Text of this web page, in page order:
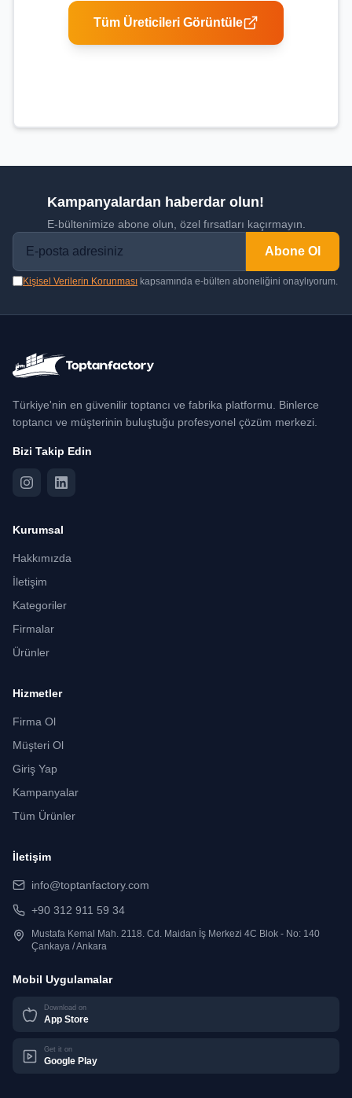
Tüm Üreticileri Görüntüle
Kampanyalardan haberdar olun!
E-bültenimize abone olun, özel fırsatları kaçırmayın.
Abone Ol
Kişisel Verilerin Korunması kapsamında e-bülten aboneliğini onaylıyorum.
Türkiye'nin en güvenilir toptancı ve fabrika platformu. Binlerce
toptancı ve müşterinin buluştuğu profesyonel çözüm merkezi.
Bizi Takip Edin
Kurumsal
Hakkımızda
İletişim
Kategoriler
Firmalar
Ürünler
Hizmetler
Firma Ol
Müşteri Ol
Giriş Yap
Kampanyalar
Tüm Ürünler
İletişim
info@toptanfactory.com
+90 312 911 59 34
Mustafa Kemal Mah. 2118. Cd. Maidan İş Merkezi 4C Blok - No: 140
Çankaya / Ankara
Mobil Uygulamalar
Download on
App Store
Get it on
Google Play